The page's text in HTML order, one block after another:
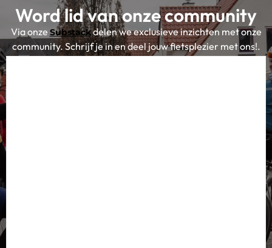
Word lid van onze community
Via onze Substackdelen we exclusieve inzichten met onze
community. Schrijf je in en deel jouw fietsplezier met ons!.